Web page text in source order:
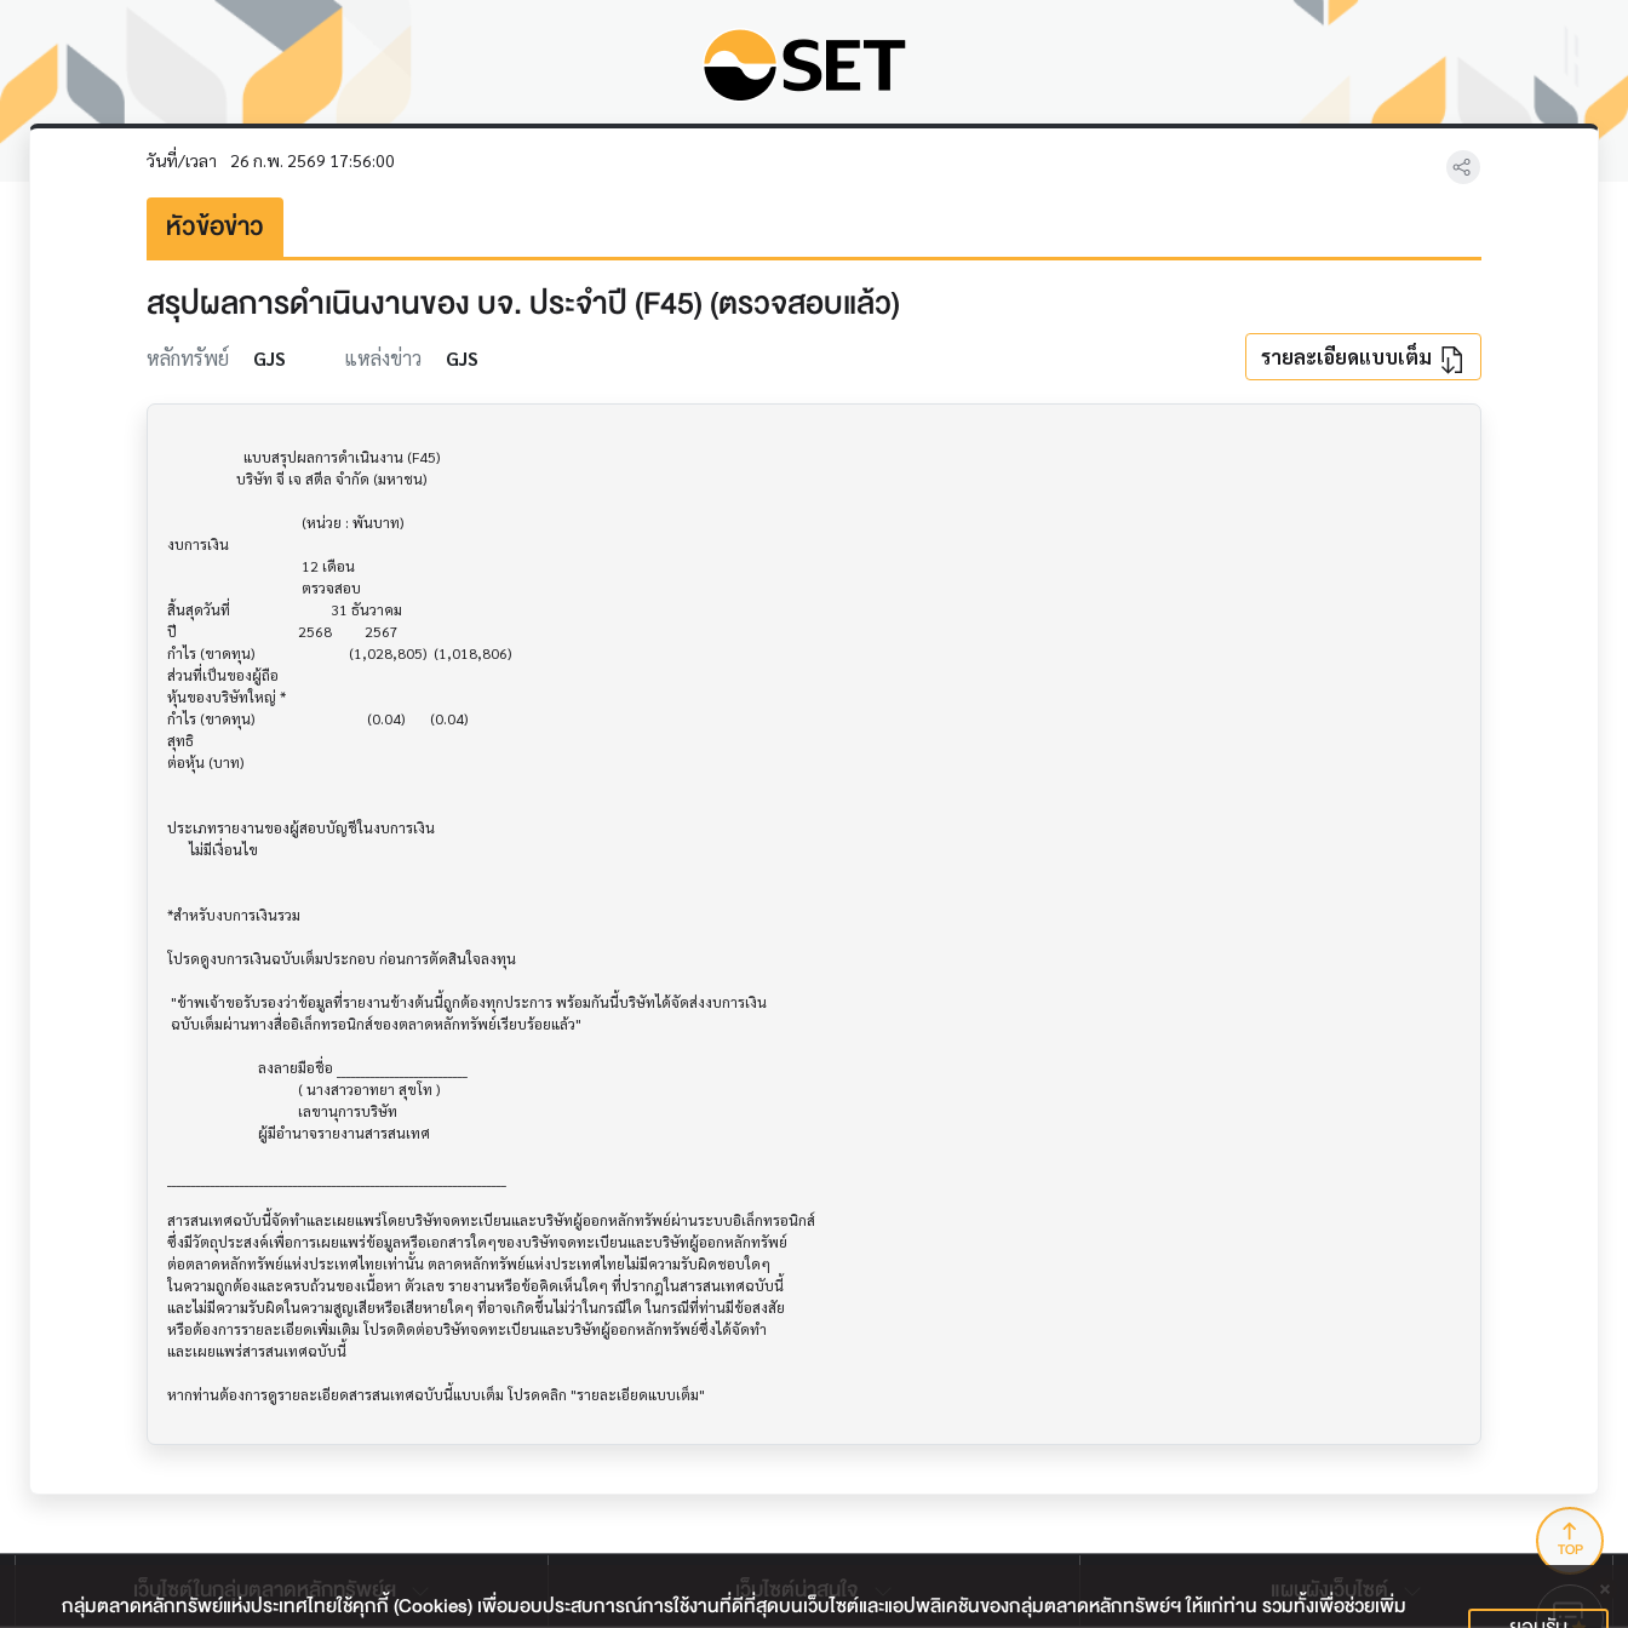
กลุ่มตลาดหลักทรัพย์แห่งประเทศไทยใช้คุกกี้ (Cookies) เพื่อมอบประสบการณ์การใช้งานที่ดีที่สุดบนเว็บไซต์และแอปพลิเคชันของกลุ่มตลาดหลักทรัพย์ฯ ให้แก่ท่าน รวมทั้งเพื่อช่วยเพิ่ม
วันที่/เวลา 26 ก.พ. 2569 17:56:00
หัวข้อข่าว
สรุปผลการดำเนินงานของ บจ. ประจำปี (F45) (ตรวจสอบแล้ว)
หลักทรัพย์ GJS แหล่งข่าว GJS รายละเอียดแบบเต็ม
งบการเงิน
สิ้นสุดวันที่			     31 ธันวาคม
ปี       			    2568         2567
กำไร (ขาดทุน) 			  (1,028,805)  (1,018,806)
ส่วนที่เป็นของผู้ถือ
หุ้นของบริษัทใหญ่ *
กำไร (ขาดทุน) 			       (0.04)       (0.04)
สุทธิ
ต่อหุ้น (บาท)
ประเภทรายงานของผู้สอบบัญชีในงบการเงิน
      ไม่มีเงื่อนไข
*สำหรับงบการเงินรวม
โปรดดูงบการเงินฉบับเต็มประกอบ ก่อนการตัดสินใจลงทุน
สารสนเทศฉบับนี้จัดทำและเผยแพร่โดยบริษัทจดทะเบียนและบริษัทผู้ออกหลักทรัพย์ผ่านระบบอิเล็กทรอนิกส์
ซึ่งมีวัตถุประสงค์เพื่อการเผยแพร่ข้อมูลหรือเอกสารใดๆของบริษัทจดทะเบียนและบริษัทผู้ออกหลักทรัพย์
ต่อตลาดหลักทรัพย์แห่งประเทศไทยเท่านั้น ตลาดหลักทรัพย์แห่งประเทศไทยไม่มีความรับผิดชอบใดๆ
ในความถูกต้องและครบถ้วนของเนื้อหา ตัวเลข รายงานหรือข้อคิดเห็นใดๆ ที่ปรากฎในสารสนเทศฉบับนี้
และไม่มีความรับผิดในความสูญเสียหรือเสียหายใดๆ ที่อาจเกิดขึ้นไม่ว่าในกรณีใด ในกรณีที่ท่านมีข้อสงสัย
หรือต้องการรายละเอียดเพิ่มเติม โปรดติดต่อบริษัทจดทะเบียนและบริษัทผู้ออกหลักทรัพย์ซึ่งได้จัดทำ
และเผยแพร่สารสนเทศฉบับนี้
TOP
เว็บไซต์ในกลุ่มตลาดหลักทรัพย์ฯ เว็บไซต์น่าสนใจ แผนผังเว็บไซต์